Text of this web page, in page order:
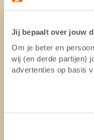
Jij bepaalt over jouw
Om je beter en
wij (en derde partijen)
advertenties op basis